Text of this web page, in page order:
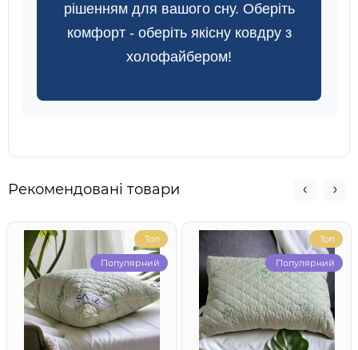
рішенням для вашого сну. Оберіть
комфорт - оберіть якісну ковдру з
холофайбером!
Рекомендовані товари
Топ
Популярний
Топ
Популярний